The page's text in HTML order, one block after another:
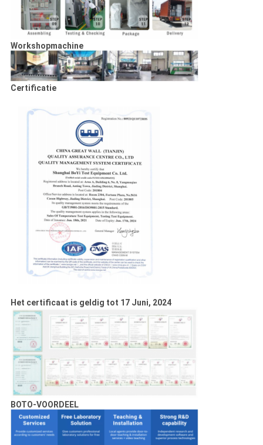
Workshopmachine
Certificatie
Het certificaat is geldig tot 17 Juni, 2024
BOTO-VOORDEEL